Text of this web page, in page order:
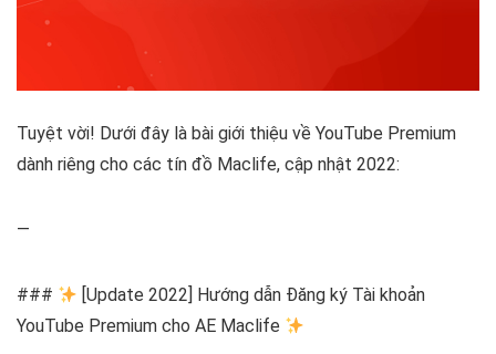
Tuyệt vời! Dưới đây là bài giới thiệu về YouTube Premium
dành riêng cho các tín đồ Maclife, cập nhật 2022:
—
###
[Update 2022] Hướng dẫn Đăng ký Tài khoản
YouTube Premium cho AE Maclife